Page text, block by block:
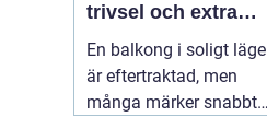
trivsel och extra
rum utomhus
En balkong i soligt läge
är eftertraktad, men
många märker snabbt